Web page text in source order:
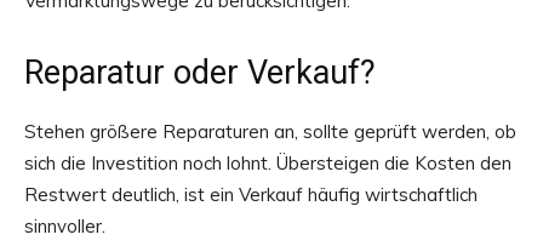
Reparatur oder Verkauf?
Stehen größere Reparaturen an, sollte geprüft werden, ob
sich die Investition noch lohnt. Übersteigen die Kosten den
Restwert deutlich, ist ein Verkauf häufig wirtschaftlich
sinnvoller.